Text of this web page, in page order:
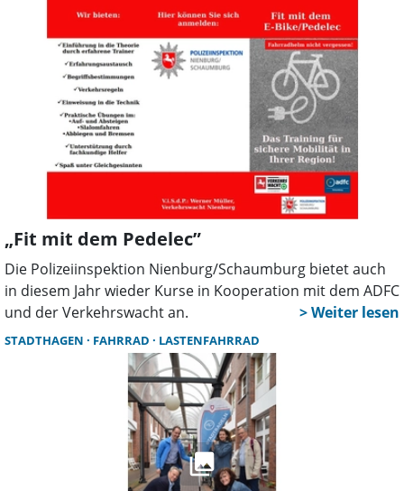
hatten Holz aus dem angrenzenden Wald zum
Fahrradständer gebracht und angezündet.
„Fit mit dem Pedelec”
Die Polizeiinspektion Nienburg/Schaumburg bietet auch
in diesem Jahr wieder Kurse in Kooperation mit dem ADFC
und der Verkehrswacht an.
STADTHAGEN FAHRRAD LASTENFAHRRAD